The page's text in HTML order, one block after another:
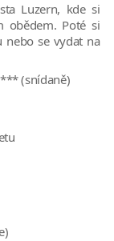
Luzern, kde si
obědem. Poté si
nebo se vydat na
(snídaně)